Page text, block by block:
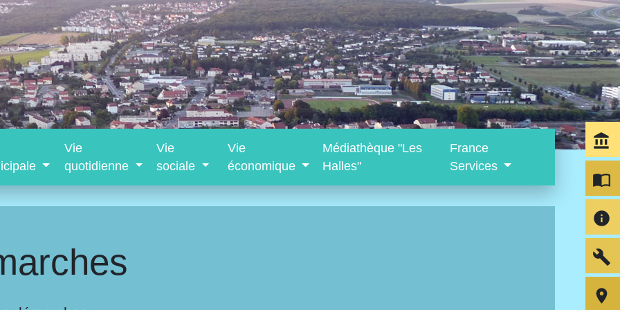
Vie
quotidienne
Vie
sociale
Vie
économique
Médiathèque "Les
Halles"
France
Services
account_balance
import_contacts
info
build
room